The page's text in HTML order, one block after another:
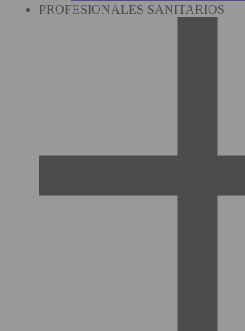
PROFESIONALES SANITARIOS